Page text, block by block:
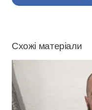
Схожі матеріали